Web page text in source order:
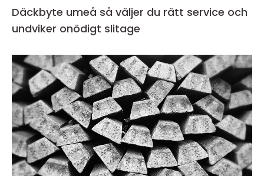
Däckbyte umeå så väljer du rätt service och
undviker onödigt slitage